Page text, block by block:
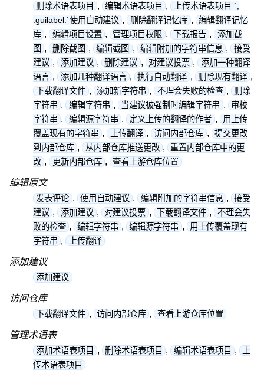
删除术语表项目 , 编辑术语表项目 ,
上传术语表项目 `,
:guilabel:`使用自动建议 , 删除翻译记忆库 ,
编辑翻译记忆
库 , 编辑项目设置 , 管理项目权限 , 下载报告 , 添加截
图 , 删除截图 , 编辑截图 , 编辑附加的字符串信息 , 接受
建议 , 添加建议 , 删除建议 , 对建议投票 , 添加一种翻译
语言 , 添加几种翻译语言 , 执行自动翻译 , 删除现有翻译 ,
下载翻译文件 , 添加新字符串 , 不理会失败的检查 ,
删除
字符串 , 编辑字符串 , 当建议被强制时编辑字符串 ,
审校
字符串 , 编辑源字符串 , 定义上传的翻译的作者 ,
用上传
覆盖现有的字符串 , 上传翻译 , 访问内部仓库 ,
提交更改
到内部仓库 , 从内部仓库推送更改 ,
重置内部仓库中的更
改 , 更新内部仓库 , 查看上游仓库位置
编辑原文
发表评论 , 使用自动建议 , 编辑附加的字符串信息 ,
接受
建议 , 添加建议 , 对建议投票 , 下载翻译文件 , 不理会失
败的检查 , 编辑字符串 , 编辑源字符串 ,
用上传覆盖现有
字符串 , 上传翻译
添加建议
添加建议
访问仓库
下载翻译文件 , 访问内部仓库 , 查看上游仓库位置
管理术语表
添加术语表项目 , 删除术语表项目 , 编辑术语表项目 ,
上
传术语表项目